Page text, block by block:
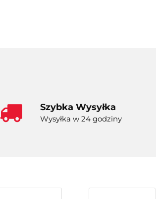
Szybka Wysyłka
Wysyłka w 24 godziny